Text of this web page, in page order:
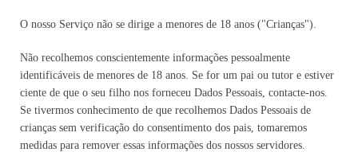
O nosso Serviço não se dirige a menores de 18 anos ("Crianças").
Não recolhemos conscientemente informações pessoalmente
identificáveis de menores de 18 anos. Se for um pai ou tutor e estiver
ciente de que o seu filho nos forneceu Dados Pessoais, contacte-nos.
Se tivermos conhecimento de que recolhemos Dados Pessoais de
crianças sem verificação do consentimento dos pais, tomaremos
medidas para remover essas informações dos nossos servidores.